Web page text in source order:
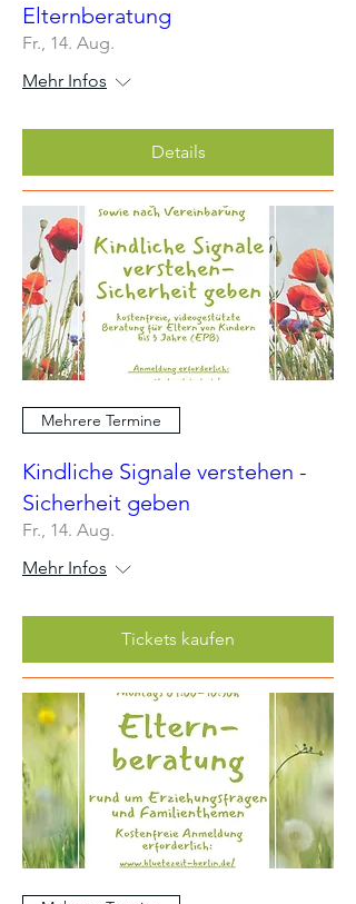
Elternberatung
Fr., 14. Aug.
Mehr Infos
Details
Mehrere Termine
Kindliche Signale verstehen -
Sicherheit geben
Fr., 14. Aug.
Mehr Infos
Tickets kaufen